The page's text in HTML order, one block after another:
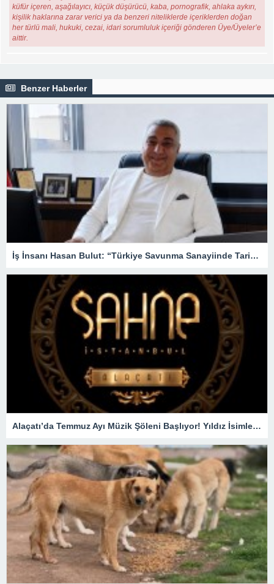
küfür içeren, aşağılayıcı, küçük düşürücü, kaba, pornografik, ahlaka aykırı,
kişilik haklarına zarar verici ya da benzeri niteliklerde içeriklerden doğan
her türlü mali, hukuki, cezai, idari sorumluluk içeriği gönderen Üye/Üyeler’e
aittir.
Benzer Haberler
İş İnsanı Hasan Bulut: “Türkiye Savunma Sanayiinde Tarihi Bir Atılım Gerçekleştirdi”
Alaçatı’da Temmuz Ayı Müzik Şöleni Başlıyor! Yıldız İsimler SAHNEDE !